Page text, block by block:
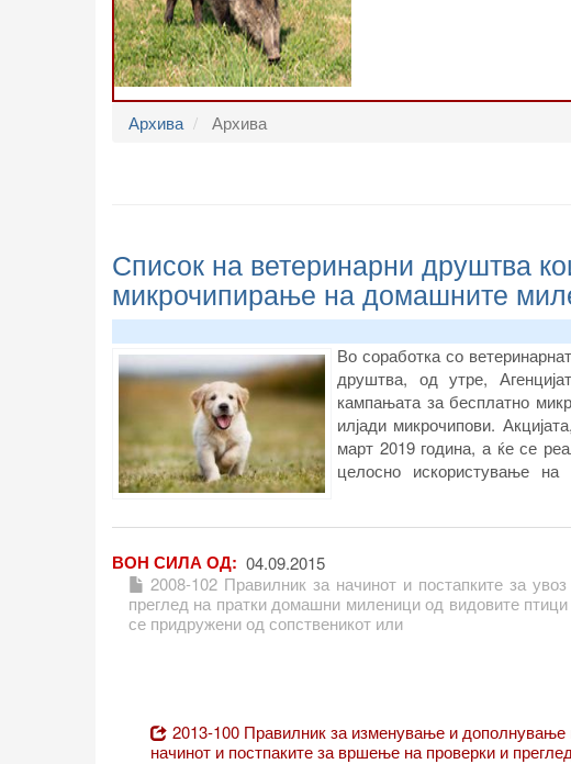
Архива Архива
Список на ветеринарни друштва
микрочипирање на домашните
Во соработка со
друштва, од утре,
кампањата за бесплатно
илјади микрочипови.
март 2019 година, а ќе се
целосно искористување
ВОН СИЛА ОД
04.09.2015
2008-102 Правилник за начинот и постапките за
преглед на пратки домашни миленици од видовите
се придружени од сопственикот или
2013-100 Правилник за изменување и дополнување
начинот и постпаките за вршење на проверки и